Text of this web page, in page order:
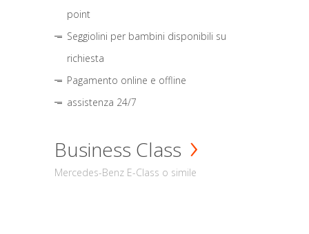
point
Seggiolini per bambini disponibili su
richiesta
Pagamento online e offline
assistenza 24/7
Business Class
Mercedes-Benz E-Class o simile